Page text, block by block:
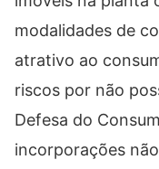
modalidades de
atrativo ao
riscos por não
Defesa do
incorporações